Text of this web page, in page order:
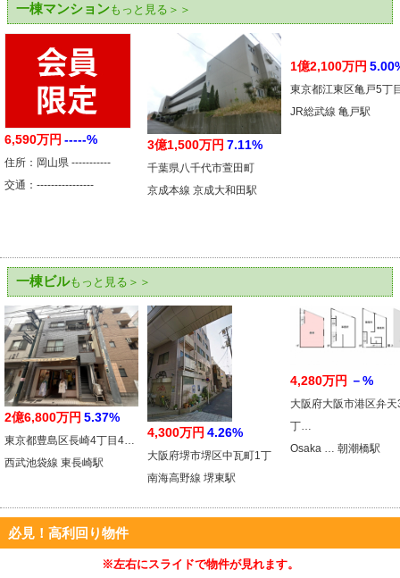
一棟マンションもっと見る＞＞
6,590万円 -----%
住所：岡山県 -----------
交通：----------------
3億1,500万円 7.11%
千葉県八千代市萱田町
京成本線 京成大和田駅
1億2,100万円
東京都江東区亀戸5丁
JR総武線 亀戸駅
一棟ビルもっと見る＞＞
2億6,800万円 5.37%
東京都豊島区長崎4丁目4…
西武池袋線 東長崎駅
4,300万円 4.26%
大阪府堺市堺区中瓦町1丁
南海高野線 堺東駅
4,280万円 －%
大阪府大阪市港区弁天
丁…
Osaka … 朝潮橋駅
必見！高利回り物件
※左右にスライドで物件が見れます。